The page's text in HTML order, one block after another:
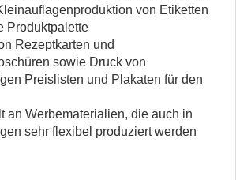
von Etiketten
Produktpalette
Rezeptkarten und
sowie Druck von
Preislisten und Plakaten für den
an Werbematerialien, die auch in
sehr flexibel produziert werden